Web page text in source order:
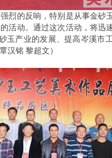
烈的反响，特别是从事金砂
活动。通过这次活动，将迅
玉产业的发展、提高岑溪市
汉铭 黎超文）